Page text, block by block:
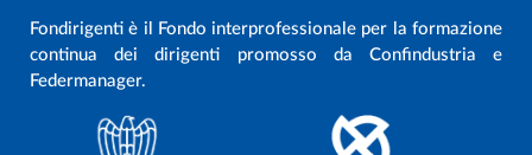
Fondirigenti è il Fondo interprofessionale per la formazione
continua dei dirigenti promosso da Confindustria e
Federmanager.